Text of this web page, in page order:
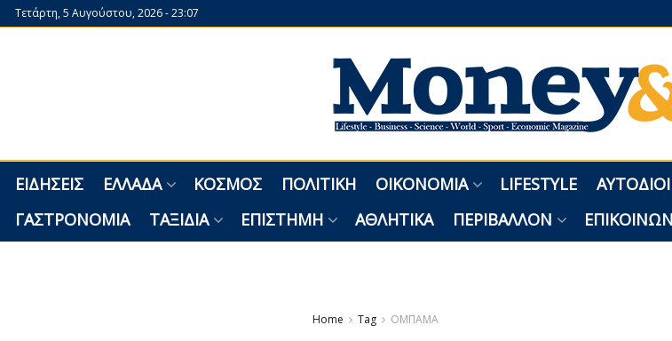
Τετάρτη, 5 Αυγούστου, 2026 - 23:07
ΕΙΔΉΣΕΙΣ ΕΛΛΆΔΑ ΚΌΣΜΟΣ ΠΟΛΙΤΙΚΉ ΟΙΚΟΝΟΜΊΑ LIFESTYLE
ΓΑΣΤΡΟΝΟΜΊΑ
ΤΑΞΊΔΙΑ ΕΠΙΣΤΉΜΗ ΑΘΛΗΤΙΚΆ ΠΕΡΙΒΆΛΛΟΝ
Home Tag ΟΜΠΑΜΑ